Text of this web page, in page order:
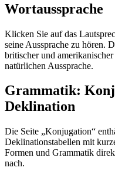
Wortaussprache
Klicken Sie auf das
seine Aussprache zu hören.
britischer und
natürlichen Aussprache.
Grammatik:
Deklination
Die Seite „Konjugation“
Deklinationstabellen mit
Formen und Grammatik
nach.